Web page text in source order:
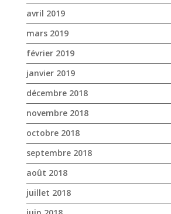
avril 2019
mars 2019
février 2019
janvier 2019
décembre 2018
novembre 2018
octobre 2018
septembre 2018
août 2018
juillet 2018